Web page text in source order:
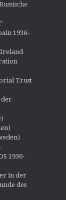
1936-
Trust
der
1936-
in der
des